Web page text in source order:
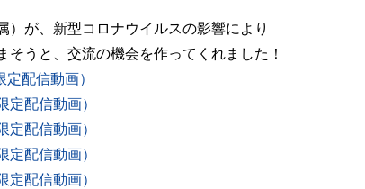
が、新型コロナウイルスの影響により
うと、交流の機会を作ってくれました！
配信動画）
配信動画）
配信動画）
配信動画）
配信動画）